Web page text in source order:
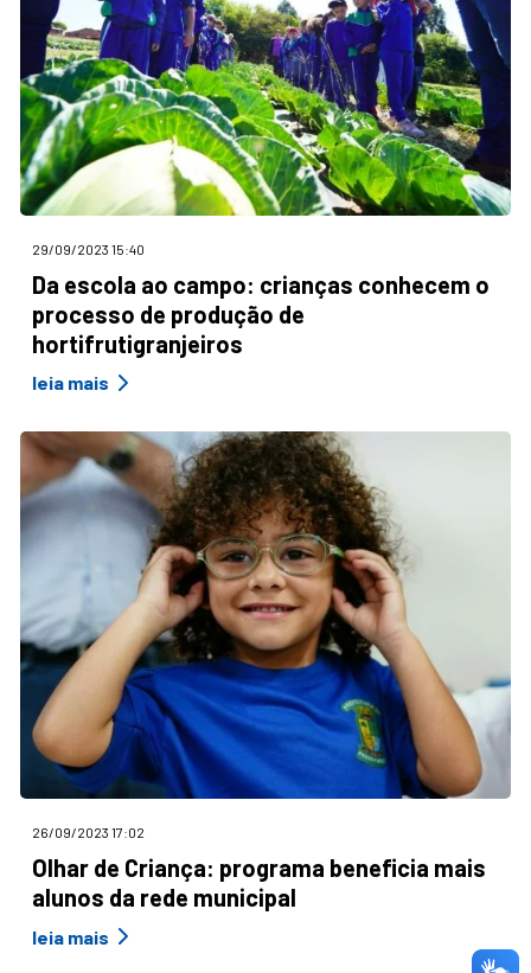
29/09/2023 15:40
Da escola ao campo: crianças conhecem o
processo de produção de
hortifrutigranjeiros
leia mais
26/09/2023 17:02
Olhar de Criança: programa beneficia mais
alunos da rede municipal
leia mais